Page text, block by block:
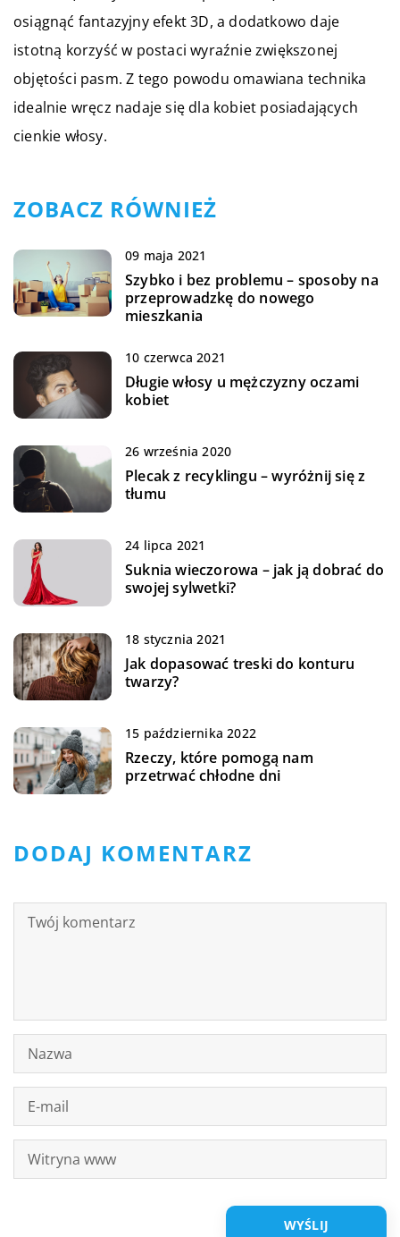
osiągnąć fantazyjny efekt 3D, a dodatkowo daje
istotną korzyść w postaci wyraźnie zwiększonej
objętości pasm. Z tego powodu omawiana technika
idealnie wręcz nadaje się dla kobiet posiadających
cienkie włosy.
ZOBACZ RÓWNIEŻ
09 maja 2021
Szybko i bez problemu – sposoby na
przeprowadzkę do nowego
mieszkania
10 czerwca 2021
Długie włosy u mężczyzny oczami
kobiet
26 września 2020
Plecak z recyklingu – wyróżnij się z
tłumu
24 lipca 2021
Suknia wieczorowa – jak ją dobrać do
swojej sylwetki?
18 stycznia 2021
Jak dopasować treski do konturu
twarzy?
15 października 2022
Rzeczy, które pomogą nam
przetrwać chłodne dni
DODAJ KOMENTARZ